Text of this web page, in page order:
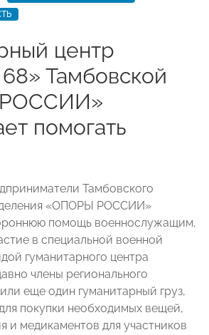
центр
Тамбовской
помогать
Тамбовского
«ОПОРЫ РОССИИ»
помощь военнослужащим,
в специальной военной
гуманитарного центра
члены регионального
еще один гуманитарный груз,
покупки необходимых вещей,
и медикаментов для участников